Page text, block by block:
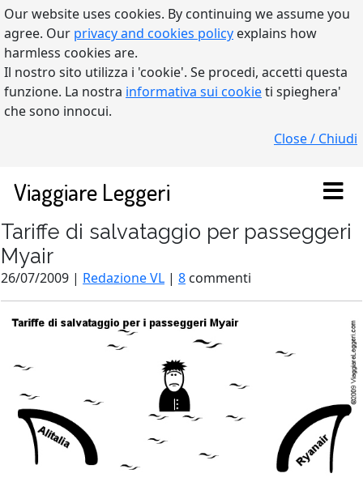
Our website uses cookies. By continuing we assume you
agree. Our privacy and cookies policy explains how
harmless cookies are.
Il nostro sito utilizza i 'cookie'. Se procedi, accetti questa
funzione. La nostra informativa sui cookieti spieghera'
che sono innocui.
Close / Chiudi
Viaggiare Leggeri
Tariffe di salvataggio per passeggeri
Myair
26/07/2009 | Redazione VL | 8 commenti